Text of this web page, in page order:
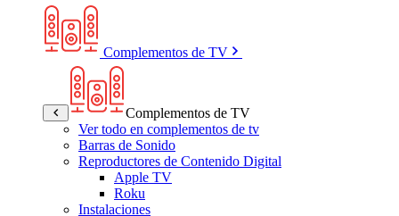
Complementos de TV
Complementos de TV
Ver todo en complementos de tv
Barras de Sonido
Reproductores de Contenido Digital
Apple TV
Roku
Instalaciones